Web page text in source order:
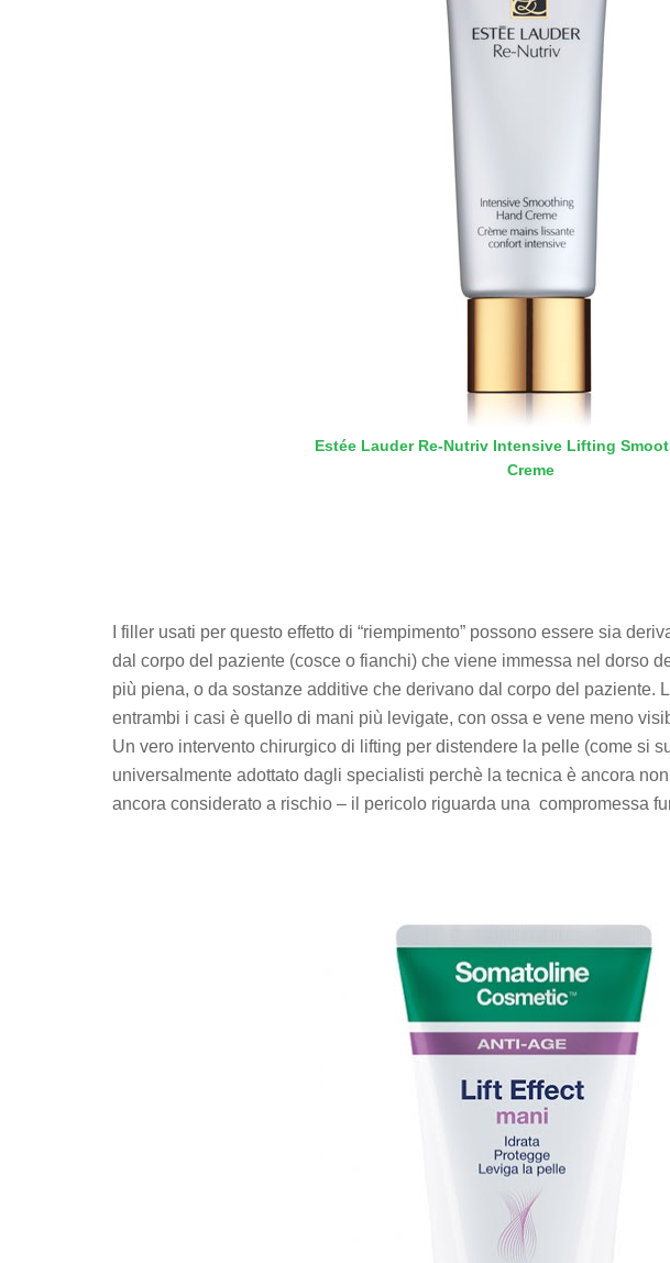
Estée Lauder Re-Nutriv Intensive Lifting
Creme
I filler usati per questo effetto di “riempimento” possono essere sia
dal corpo del paziente (cosce o fianchi) che viene immessa nel dorso
più piena, o da sostanze additive che derivano dal corpo del paziente.
entrambi i casi è quello di mani più levigate, con ossa e vene meno
Un vero intervento chirurgico di lifting per distendere la pelle (come si
universalmente adottato dagli specialisti perchè la tecnica è ancora
ancora considerato a rischio – il pericolo riguarda una compromessa